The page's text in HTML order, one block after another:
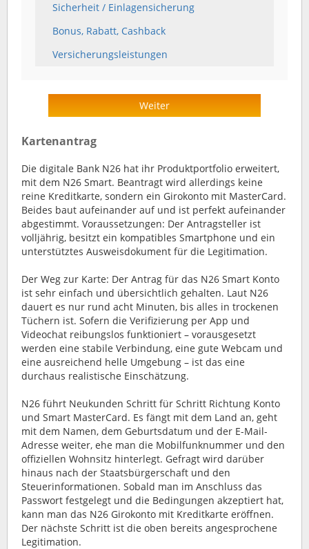
Sicherheit / Einlagensicherung
Bonus, Rabatt, Cashback
Versicherungsleistungen
Weiter
Kartenantrag
Die digitale Bank N26 hat ihr Produktportfolio erweitert,
mit dem N26 Smart. Beantragt wird allerdings keine
reine Kreditkarte, sondern ein Girokonto mit MasterCard.
Beides baut aufeinander auf und ist perfekt aufeinander
abgestimmt. Voraussetzungen: Der Antragsteller ist
volljährig, besitzt ein kompatibles Smartphone und ein
unterstütztes Ausweisdokument für die Legitimation.
Der Weg zur Karte: Der Antrag für das N26 Smart Konto
ist sehr einfach und übersichtlich gehalten. Laut N26
dauert es nur rund acht Minuten, bis alles in trockenen
Tüchern ist. Sofern die Verifizierung per App und
Videochat reibungslos funktioniert – vorausgesetzt
werden eine stabile Verbindung, eine gute Webcam und
eine ausreichend helle Umgebung – ist das eine
durchaus realistische Einschätzung.
N26 führt Neukunden Schritt für Schritt Richtung Konto
und Smart MasterCard. Es fängt mit dem Land an, geht
mit dem Namen, dem Geburtsdatum und der E-Mail-
Adresse weiter, ehe man die Mobilfunknummer und den
offiziellen Wohnsitz hinterlegt. Gefragt wird darüber
hinaus nach der Staatsbürgerschaft und den
Steuerinformationen. Sobald man im Anschluss das
Passwort festgelegt und die Bedingungen akzeptiert hat,
kann man das N26 Girokonto mit Kreditkarte eröffnen.
Der nächste Schritt ist die oben bereits angesprochene
Legitimation.